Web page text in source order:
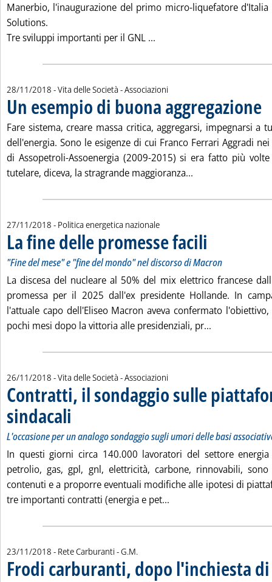
Manerbio, l'inaugurazione del primo micro-liquefatore
Solutions.
Tre sviluppi importanti per il GNL ...
28/11/2018 - Vita delle Società - Associazioni
Un esempio di buona aggregazione
Fare sistema, creare massa critica, aggregarsi, impegnarsi a
dell'energia. Sono le esigenze di cui Franco Ferrari Aggradi
di Assopetroli-Assoenergia (2009-2015) si era fatto più
tutelare, diceva, la stragrande maggioranza...
27/11/2018 - Politica energetica nazionale
La fine delle promesse facili
"Fine del mese" e "fine del mondo" nel discorso di Macron
La discesa del nucleare al 50% del mix elettrico francese
promessa per il 2025 dall'ex presidente Hollande. In
l'attuale capo dell'Eliseo Macron aveva confermato
pochi mesi dopo la vittoria alle presidenziali, pr...
26/11/2018 - Vita delle Società - Associazioni
Contratti, il sondaggio sulle
sindacali . Sottotitolo: L'occasione per un analogo sondaggio sugli umori
. Pubblicata lunedì 26 novembre 2018 alle 17.46.
L'occasione per un analogo sondaggio sugli umori delle basi
In questi giorni circa 140.000 lavoratori del settore
petrolio, gas, gpl, gnl, elettricità, carbone, rinnovabili,
contenuti e a proporre eventuali modifiche alle ipotesi di
tre importanti contratti (energia e pet...
23/11/2018 - Rete Carburanti -di:
G.M.
Frodi carburanti, dopo l'inchiesta